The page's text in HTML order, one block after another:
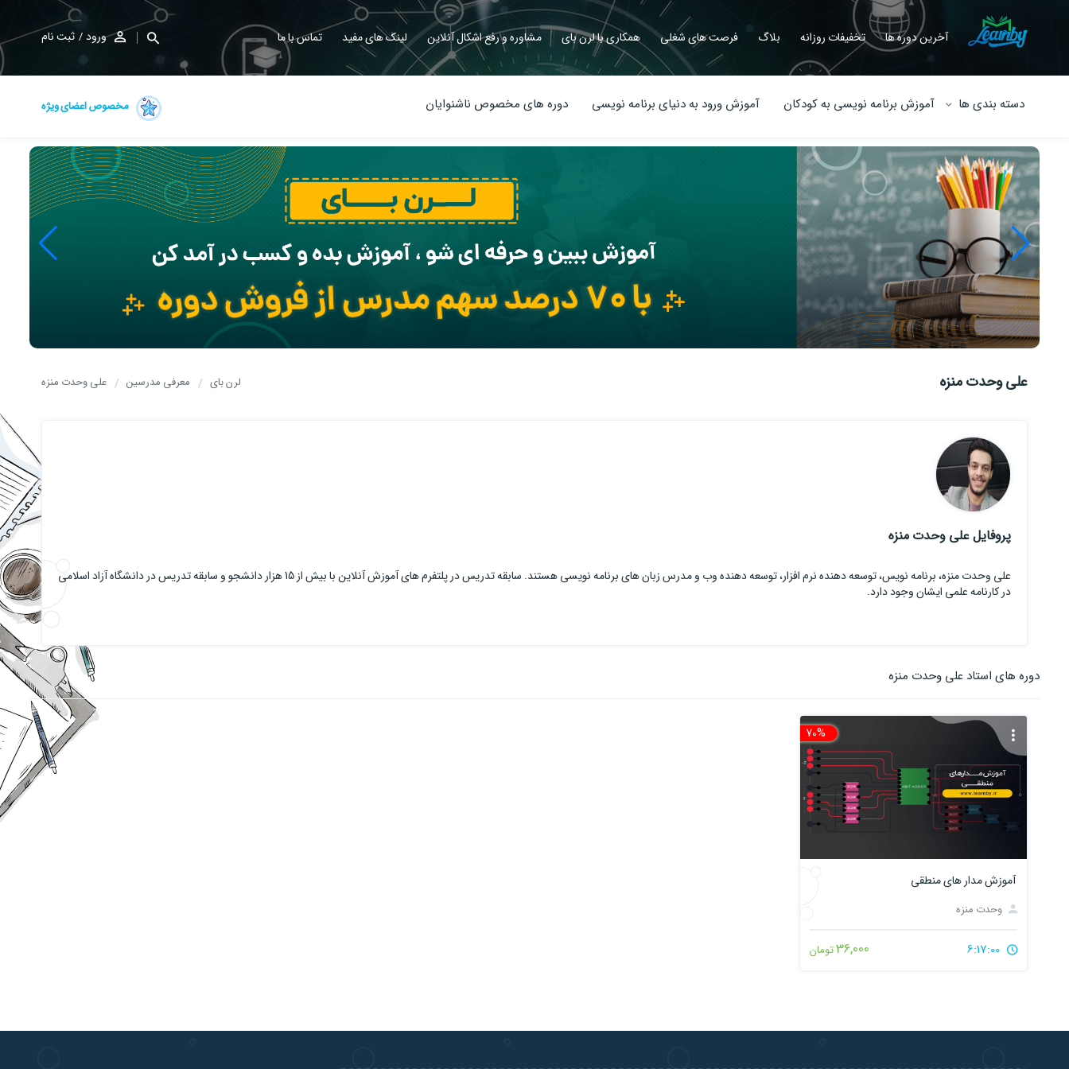
آخرین دوره ها تخفیفات روزانه بلاگ فرصت های شغلی همکاری با لرن بای مشاوره و رفع اشکال آنلاین لینک های مفید تماس با ما ورود ثبت نام
دسته بندی ها آموزش برنامه نویسی به کودکان آموزش ورود به دنیای برنامه نویسی دوره های مخصوص ناشنوایان مخصوص اعضای ویژه
علی وحدت منزه لرن بای معرفی مدرسین علی وحدت منزه
پروفایل علی وحدت منزه
علی وحدت منزه، برنامه نویس، توسعه دهنده نرم افزار، توسعه دهنده وب و مدرس زبان های برنامه نویسی هستند. سابقه تدریس در پلتفرم های آموزش آنلاین با بیش از 15 هزار دانشجو و سابقه تدریس در دانشگاه آزاد اسلامی
در کارنامه علمی ایشان وجود دارد.
دوره های استاد علی وحدت منزه
70%
آموزش مدار های منطقی
وحدت منزه
36,000تومان